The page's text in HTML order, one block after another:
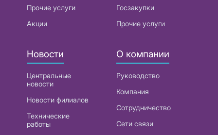
Прочие услуги
Акции
Госзакупки
Прочие услуги
Новости
Центральные
новости
Новости филиалов
Технические
работы
О компании
Руководство
Компания
Сотрудничество
Сети связи